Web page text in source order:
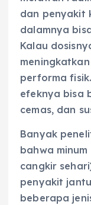
dan penyakit
dalamnya
Kalau
performa
efeknya bisa
cemas, dan
Banyak
bahwa
cangkir
penyakit
beberapa